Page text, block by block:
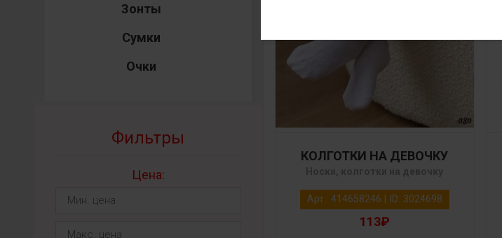
Зонты
Сумки
Очки
Фильтры
Цена:
КОЛГОТКИ НА ДЕВОЧКУ
Арт.: 414658246 | ID: 3024698
113₽